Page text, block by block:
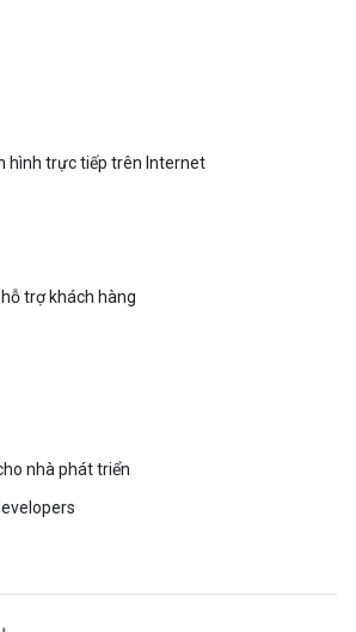
hình trực tiếp trên Internet
trợ khách hàng
nhà phát triển